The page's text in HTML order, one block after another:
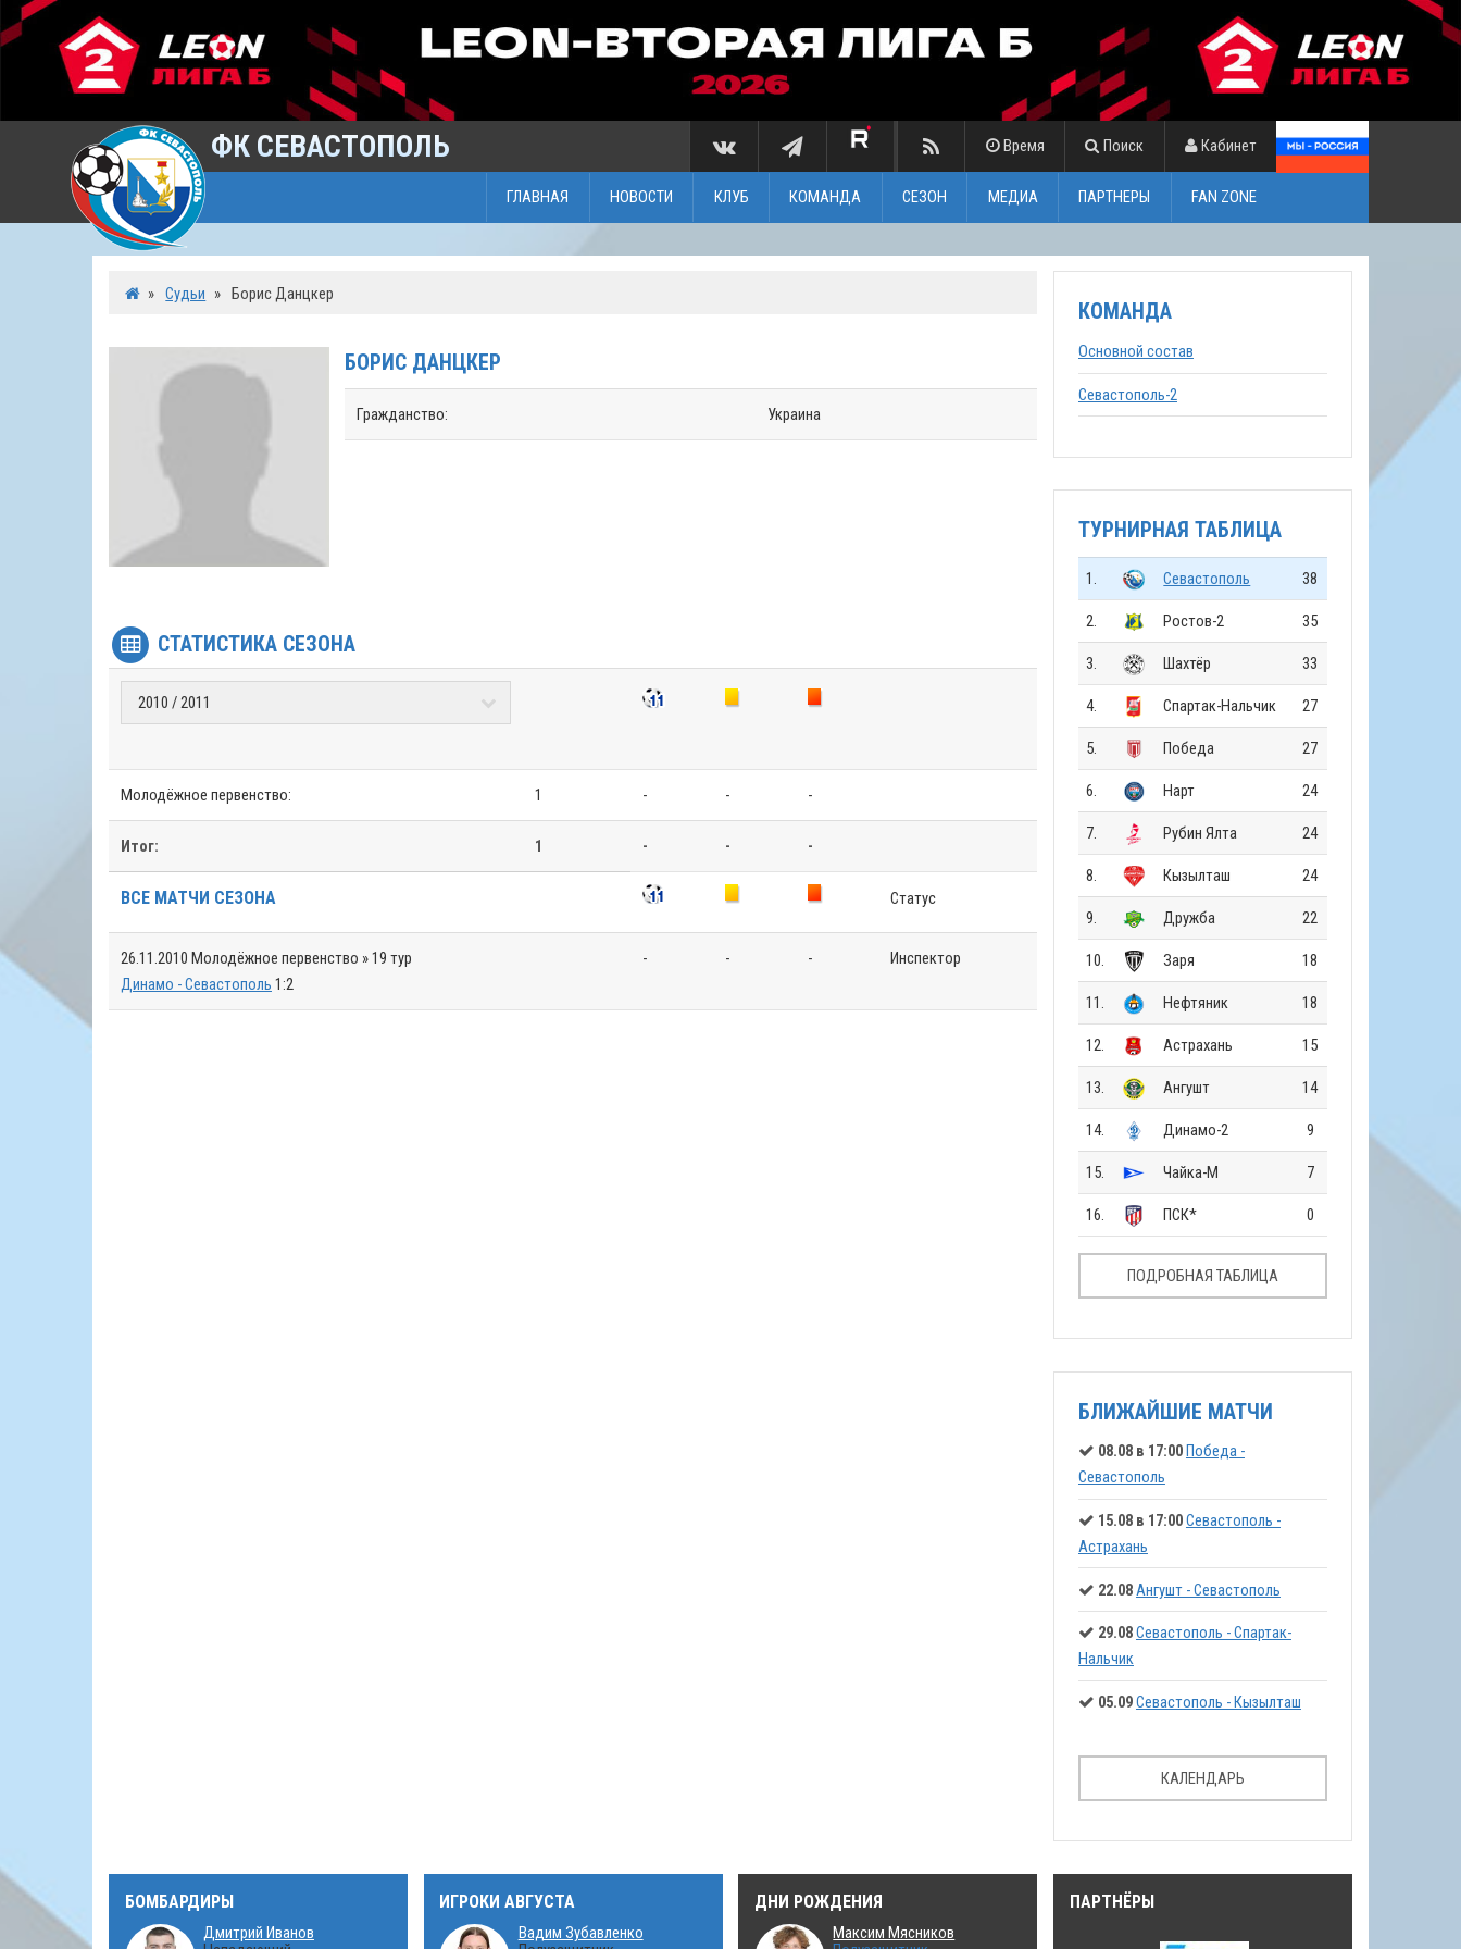
ФК СЕВАСТОПОЛЬ Время Поиск Кабинет
ГЛАВНАЯ НОВОСТИ КЛУБ КОМАНДА СЕЗОН МЕДИА ПАРТНЕРЫ FAN ZONE
» Судьи » Борис Данцкер
БОРИС ДАНЦКЕР
Гражданство: Украина
СТАТИСТИКА СЕЗОНА
Молодёжное первенство: 1 - - -
Итог: 1 - - -
ВСЕ МАТЧИ СЕЗОНА Статус
26.11.2010 Молодёжное первенство » 19 тур
Динамо - Севастополь 1:2
- - - Инспектор
КОМАНДА
Основной состав
Севастополь-2
ТУРНИРНАЯ ТАБЛИЦА
1. Севастополь 38
2. Ростов-2 35
3. Шахтёр 33
4. Спартак-Нальчик 27
5. Победа 27
6. Нарт 24
7. Рубин Ялта 24
8. Кызылташ 24
9. Дружба 22
10. Заря 18
11. Нефтяник 18
12. Астрахань 15
13. Ангушт 14
14. Динамо-2 9
15. Чайка-М 7
16. ПСК* 0
ПОДРОБНАЯ ТАБЛИЦА
БЛИЖАЙШИЕ МАТЧИ
08.08 в 17:00 Победа -
Севастополь
15.08 в 17:00Севастополь -
Астрахань
22.08Ангушт - Севастополь
29.08Севастополь - Спартак-
Нальчик
05.09Севастополь - Кызылташ
КАЛЕНДАРЬ
БОМБАРДИРЫ
Дмитрий Иванов
ИГРОКИ АВГУСТА
Вадим Зубавленко
ДНИ РОЖДЕНИЯ
Максим Мясников
ПАРТНЁРЫ